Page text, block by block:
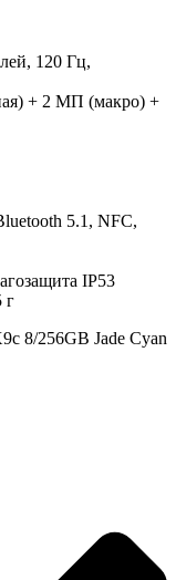
120 Гц,
+ 2 МП (макро) +
5.1, NFC,
IP53
г
8/256GB Jade Cyan